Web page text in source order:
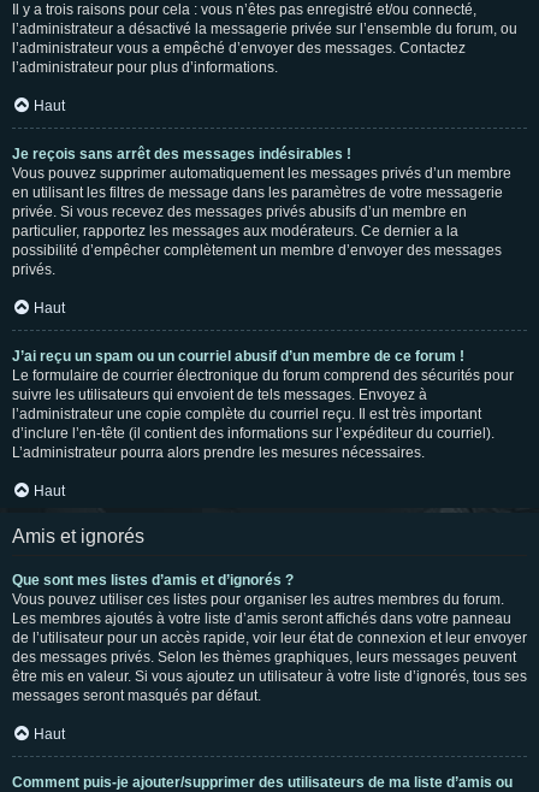
Il y a trois raisons pour cela : vous n’êtes pas enregistré et/ou connecté,
l’administrateur a désactivé la messagerie privée sur l’ensemble du forum, ou
l’administrateur vous a empêché d’envoyer des messages. Contactez
l’administrateur pour plus d’informations.
Haut
Je reçois sans arrêt des messages indésirables !
Vous pouvez supprimer automatiquement les messages privés d’un membre
en utilisant les filtres de message dans les paramètres de votre messagerie
privée. Si vous recevez des messages privés abusifs d’un membre en
particulier, rapportez les messages aux modérateurs. Ce dernier a la
possibilité d’empêcher complètement un membre d’envoyer des messages
privés.
Haut
J’ai reçu un spam ou un courriel abusif d’un membre de ce forum !
Le formulaire de courrier électronique du forum comprend des sécurités pour
suivre les utilisateurs qui envoient de tels messages. Envoyez à
l’administrateur une copie complète du courriel reçu. Il est très important
d’inclure l’en-tête (il contient des informations sur l’expéditeur du courriel).
L’administrateur pourra alors prendre les mesures nécessaires.
Haut
Amis et ignorés
Que sont mes listes d’amis et d’ignorés ?
Vous pouvez utiliser ces listes pour organiser les autres membres du forum.
Les membres ajoutés à votre liste d’amis seront affichés dans votre panneau
de l’utilisateur pour un accès rapide, voir leur état de connexion et leur envoyer
des messages privés. Selon les thèmes graphiques, leurs messages peuvent
être mis en valeur. Si vous ajoutez un utilisateur à votre liste d’ignorés, tous ses
messages seront masqués par défaut.
Haut
Comment puis-je ajouter/supprimer des utilisateurs de ma liste d’amis ou